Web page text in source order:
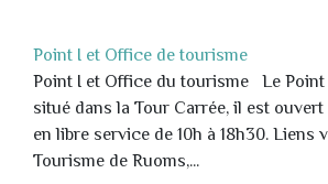
Point I et Office de tourisme
Point I et Office du tourisme Le
situé dans la Tour Carrée, il est
en libre service de 10h à 18h30. Liens
Tourisme de Ruoms,...